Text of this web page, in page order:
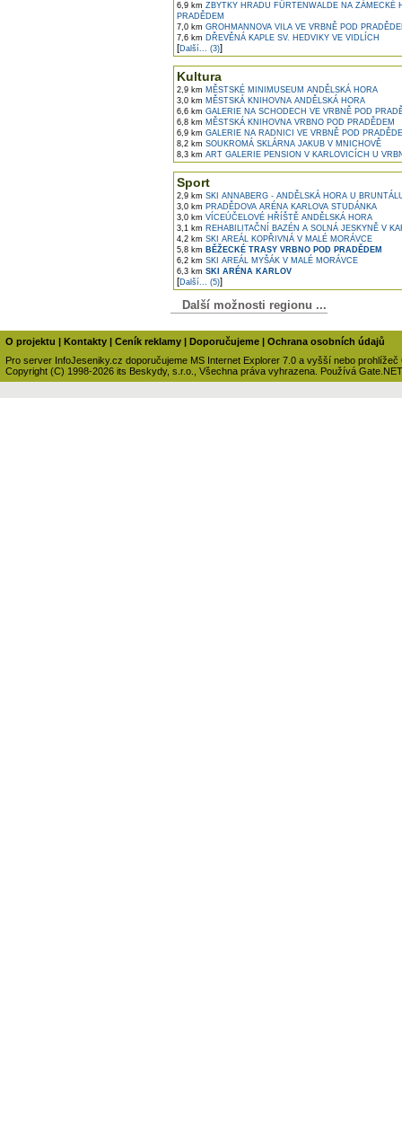
6,9 km ZBYTKY HRADU FÜRTENWALDE NA ZÁMECKÉ
PRADĚDEM
7,0 km GROHMANNOVA VILA VE VRBNĚ POD
7,6 km DŘEVĚNÁ KAPLE SV. HEDVIKY VE VIDLÍCH
[Další... (3)]
Kultura
2,9 km MĚSTSKÉ MINIMUSEUM ANDĚLSKÁ HORA
3,0 km MĚSTSKÁ KNIHOVNA ANDĚLSKÁ HORA
6,6 km GALERIE NA SCHODECH VE VRBNĚ POD
6,8 km MĚSTSKÁ KNIHOVNA VRBNO POD PRADĚDEM
6,9 km GALERIE NA RADNICI VE VRBNĚ POD
8,2 km SOUKROMÁ SKLÁRNA JAKUB V MNICHOVĚ
8,3 km ART GALERIE PENSION V KARLOVICÍCH U
Sport
2,9 km SKI ANNABERG - ANDĚLSKÁ HORA U
3,0 km PRADĚDOVA ARÉNA KARLOVA STUDÁNKA
3,0 km VÍCEÚČELOVÉ HŘÍŠTĚ ANDĚLSKÁ HORA
3,1 km REHABILITAČNÍ BAZÉN A SOLNÁ JESKYNĚ V
4,2 km SKI AREÁL KOPŘIVNÁ V MALÉ MORÁVCE
5,8 km BĚŽECKÉ TRASY VRBNO POD PRADĚDEM
6,2 km SKI AREÁL MYŠÁK V MALÉ MORÁVCE
6,3 km SKI ARÉNA KARLOV
[Další... (5)]
Další možnosti regionu ...
O projektu | Kontakty | Ceník reklamy | Doporučujeme | Ochrana osobních údajů
Pro server InfoJeseniky.cz doporučujeme MS Internet Explorer 7.0 a vyšší nebo prohlížeč
Copyright (C) 1998-2026 its Beskydy, s.r.o., Všechna práva vyhrazena. Používá